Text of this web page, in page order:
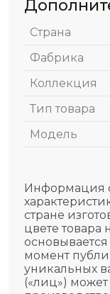
Страна
Фабрика
Коллекция
Тип товара
Модель
Информация
стране
цвете товара
момент
уникальных
(«лиц») может